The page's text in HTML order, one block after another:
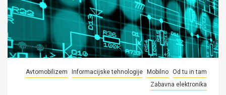
1 min read
Avtomobilizem Informacijske tehnologije Mobilno Od tu in tam
Zabavna elektronika